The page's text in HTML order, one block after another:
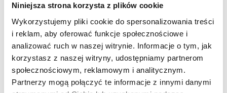
Niniejsza strona korzysta z plików cookie
Wykorzystujemy pliki cookie do spersonalizowania treści
i reklam, aby oferować funkcje społecznościowe i
analizować ruch w naszej witrynie. Informacje o tym, jak
korzystasz z naszej witryny, udostępniamy partnerom
społecznościowym, reklamowym i analitycznym.
Partnerzy mogą połączyć te informacje z innymi danymi
Potrzebujesz większą ilość? Zapraszamy do naszej
hurtowniiPrzejdź do hurtowni B2B